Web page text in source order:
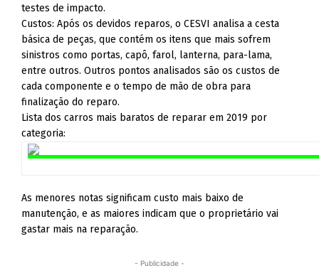
testes de impacto.
Custos: Após os devidos reparos, o CESVI analisa a cesta
básica de peças, que contém os itens que mais sofrem
sinistros como portas, capô, farol, lanterna, para-lama,
entre outros. Outros pontos analisados são os custos de
cada componente e o tempo de mão de obra para
finalização do reparo.
Lista dos carros mais baratos de reparar em 2019 por
categoria:
As menores notas significam custo mais baixo de
manutenção, e as maiores indicam que o proprietário vai
gastar mais na reparação.
- Publicidade -